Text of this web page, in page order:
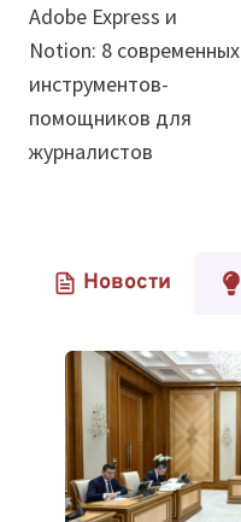
по
записям
Adobe Express и
Notion: 8 современных
инструментов-
помощников для
журналистов
Новости